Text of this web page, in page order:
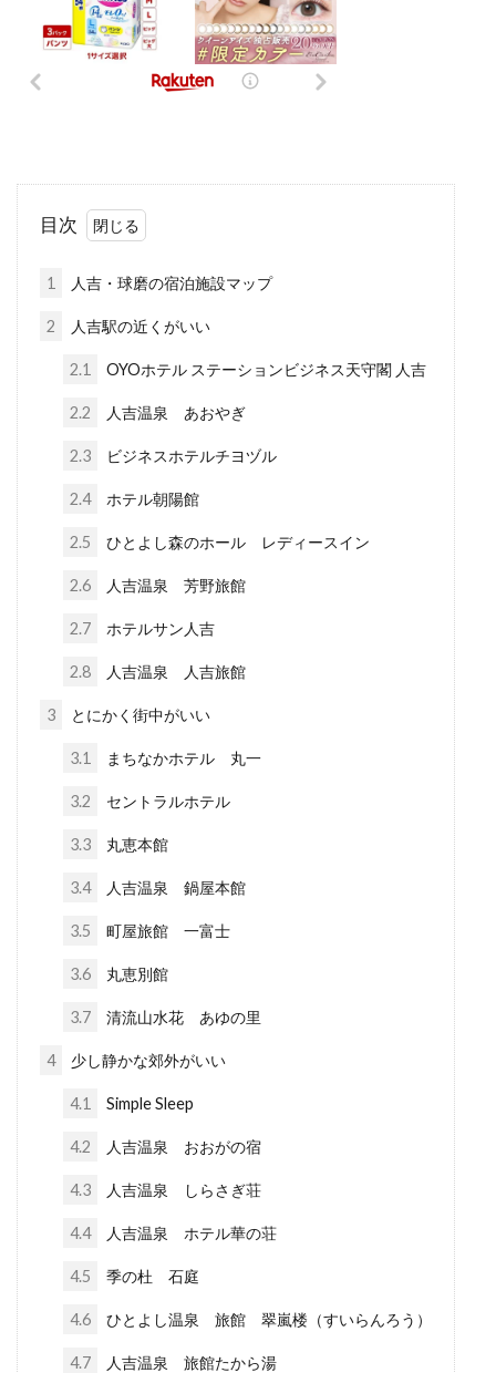
目次
1 人吉・球磨の宿泊施設マップ
2 人吉駅の近くがいい
2.1 OYOホテル ステーションビジネス天守閣 人吉
2.2 人吉温泉 あおやぎ
2.3 ビジネスホテルチヨヅル
2.4 ホテル朝陽館
2.5 ひとよし森のホール レディースイン
2.6 人吉温泉 芳野旅館
2.7 ホテルサン人吉
2.8 人吉温泉 人吉旅館
3 とにかく街中がいい
3.1 まちなかホテル 丸一
3.2 セントラルホテル
3.3 丸恵本館
3.4 人吉温泉 鍋屋本館
3.5 町屋旅館 一富士
3.6 丸恵別館
3.7 清流山水花 あゆの里
4 少し静かな郊外がいい
4.1 Simple Sleep
4.2 人吉温泉 おおがの宿
4.3 人吉温泉 しらさぎ荘
4.4 人吉温泉 ホテル華の荘
4.5 季の杜 石庭
4.6 ひとよし温泉 旅館 翠嵐楼（すいらんろう）
4.7 人吉温泉 旅館たから湯